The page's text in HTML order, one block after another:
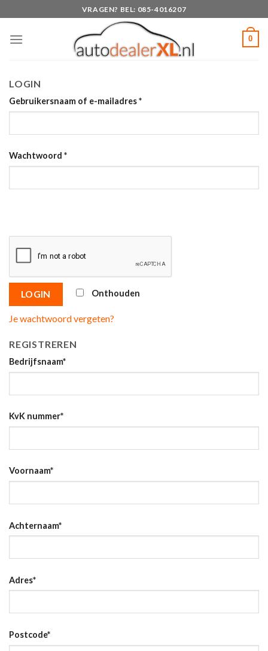
to
content
VRAGEN? BEL: 085-4016207
0
LOGIN
Gebruikersnaam of e-mailadres*
Wachtwoord *
LOGIN Onthouden
Je wachtwoord vergeten?
REGISTREREN
Bedrijfsnaam*
KvK nummer*
Voornaam*
Achternaam*
Adres*
Postcode*